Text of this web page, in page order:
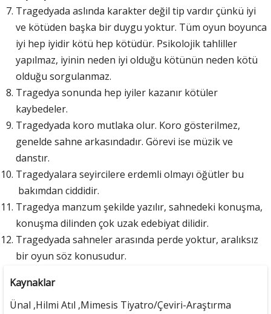
Tragedyada aslında karakter değil tip vardır çünkü iyi
ve kötüden başka bir duygu yoktur. Tüm oyun boyunca
iyi hep iyidir kötü hep kötüdür. Psikolojik tahliller
yapılmaz, iyinin neden iyi olduğu kötünün neden kötü
olduğu sorgulanmaz.
Tragedya sonunda hep iyiler kazanır kötüler
kaybedeler.
Tragedyada koro mutlaka olur. Koro gösterilmez,
genelde sahne arkasındadır. Görevi ise müzik ve
danstır.
Tragedyalara seyircilere erdemli olmayı öğütler bu
bakımdan ciddidir.
Tragedya manzum şekilde yazılır, sahnedeki konuşma,
konuşma dilinden çok uzak edebiyat dilidir.
Tragedyada sahneler arasında perde yoktur, aralıksız
bir oyun söz konusudur.
Kaynaklar
Ünal ,Hilmi Atıl ,Mimesis Tiyatro/Çeviri-Araştırma